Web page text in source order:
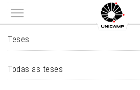
Main menu
TESES
Teses
Todas as teses